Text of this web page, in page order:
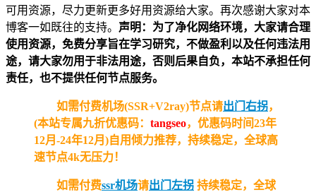
可用资源，尽力更新更多好用资源给大家。再次感谢大家对本
博客一如既往的支持。 声明：为了净化网络环境，大家请合理
使用资源，免费分享旨在学习研究，不做盈利以及任何违法用
途，请大家勿用于非法用途，否则后果自负，本站不承担任何
责任，也不提供任何节点服务。
如需付费机场(SSR+V2ray)节点请出门右拐，
(本站专属九折优惠码： tangseo，优惠码时间23年
12月-24年12月)自用倾力推荐，持续稳定，全球高
速节点4k无压力！
如需付费ssr机场请出门左拐 持续稳定，全球